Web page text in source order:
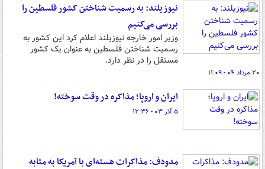
نیوزیلند: به رسمیت شناختن کشور فلسطین را
بررسی می‌کنیم
وزیر امور خارجه نیوزیلند اعلام کرد این کشور به
رسمیت شناختن فلسطین به عنوان یک کشور
مستقل را در نظر دارد.
۲۰ مرداد ۰۴ - ۱۱:۰۹
ایران و اروپا؛ مذاکره در وقت سوخته!
۵ آذر ۰۳ - ۱۲:۳۶
مدودف: مذاکرات هسته‌ای با آمریکا به مثابه